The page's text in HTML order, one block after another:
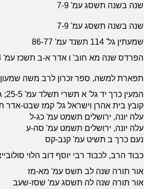
שנה בשנה תשסג עמ' 7-9
שנה בשנה תשסג עמ' 7-9
שמעתין גל' 114 תשנד עמ' 86-77
הפרדס שנה מא חוב' ו אדר א-ב תשכז עמ' 16-18; חוב' ז ניסן תשכז עמ' 15-12
תפארת למשה, ספר זכרון לרב משה שמעון
המעין כרך יד גל' א תשרי תשלד עמ' 25-5; גל' ב טבת תשלד עמ' 59-47; גל' ג ניסן תשלד עמ' 88-73
קובץ בית אהרן וישראל גל' קמז שבט-
עלה יונה, ירושלים תשמט עמ' כג-ל
עלה יונה, ירושלים תשמט עמ' סה-ע
נעם כרך ב תשיט עמ' קנב-קס
כבוד הרב, לכבוד רבי יוסף דוב הלוי
אור תורה שנה לב תשס עמ' מא-מז
אור תורה שנה לה תשסג עמ' שסז-שעב